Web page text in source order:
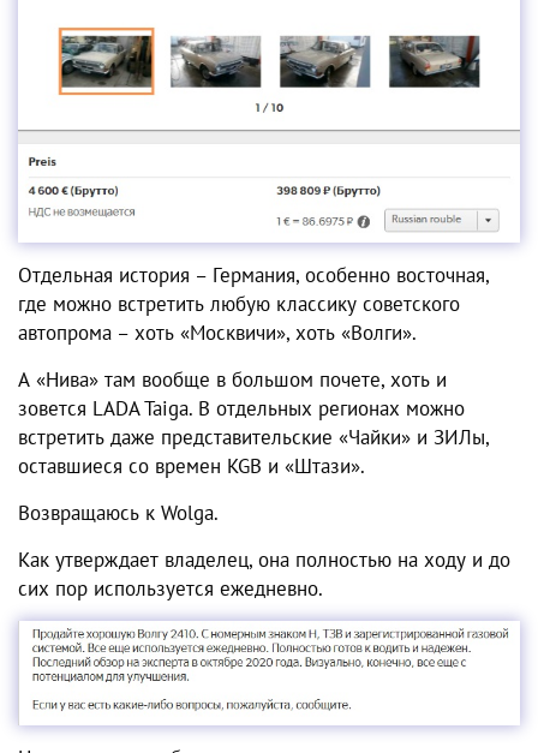
Отдельная история – Германия, особенно восточная,
где можно встретить любую классику советского
автопрома – хоть «Москвичи», хоть «Волги».
А «Нива» там вообще в большом почете, хоть и
зовется LADA Taiga. В отдельных регионах можно
встретить даже представительские «Чайки» и ЗИЛы,
оставшиеся со времен KGB и «Штази».
Возвращаюсь к Wolga.
Как утверждает владелец, она полностью на ходу и до
сих пор используется ежедневно.